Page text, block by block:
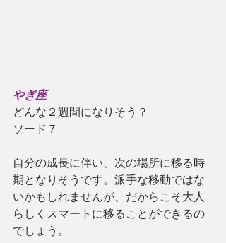
やぎ座
どんな２週間になりそう？
ソード７
自分の成長に伴い、次の場所に移る時
期となりそうです。派手な移動ではな
いかもしれませんが、だからこそ大人
らしくスマートに移ることができるの
でしょう。